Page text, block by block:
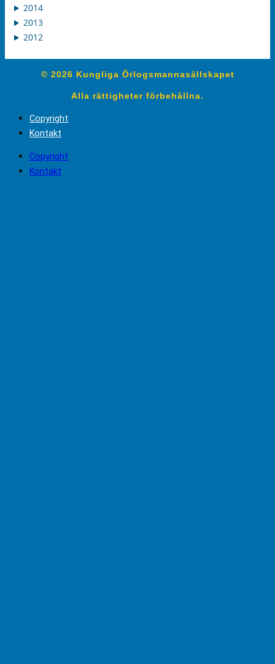
2014
2013
2012
© 2026 Kungliga Örlogsmannasällskapet
Alla rättigheter förbehållna.
Copyright
Kontakt
Copyright
Kontakt